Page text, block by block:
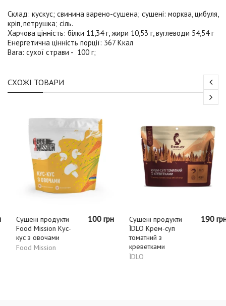
Склад: кускус; свинина варено-сушена; сушені: морква, цибуля,
кріп, петрушка; сіль.
Харчова цінність: білки 11,34 г, жири 10,53 г, вуглеводи 54,54 г
Енергетична цінність порції: 367 Ккал
Вага: сухої страви - 100 г;
СХОЖІ ТОВАРИ
Сушені продукти
Food Mission Кус-
кус з овочами
Food Mission
100 грн
Сушені продукти
ЇDLO Крем-суп
томатний з
креветками
ЇDLO
190 грн